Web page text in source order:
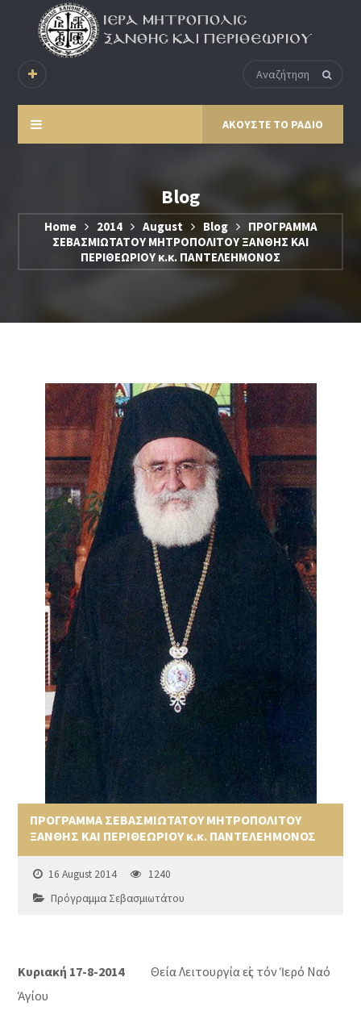
ΑΚΟΥΣΤΕ ΤΟ ΡΑΔΙΟ
Blog
Home 2014 August Blog
ΠΡΟΓΡΑΜΜΑ
ΣΕΒΑΣΜΙΩΤΑΤΟΥ ΜΗΤΡΟΠΟΛΙΤΟΥ ΞΑΝΘΗΣ ΚΑΙ
ΠΕΡΙΘΕΩΡΙΟΥ κ.κ. ΠΑΝΤΕΛΕΗΜΟΝΟΣ
ΠΡΟΓΡΑΜΜΑ ΣΕΒΑΣΜΙΩΤΑΤΟΥ ΜΗΤΡΟΠΟΛΙΤΟΥ
ΞΑΝΘΗΣ ΚΑΙ ΠΕΡΙΘΕΩΡΙΟΥ κ.κ. ΠΑΝΤΕΛΕΗΜΟΝΟΣ
16 August 2014
1240
Πρόγραμμα Σεβασμιωτάτου
Κυριακή 17-8-2014Θεία Λειτουργία εἰς τόν Ἱερό Ναό
Ἁγίου